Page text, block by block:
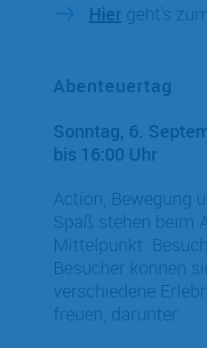
Hier geht's
Abenteuertag
Sonntag, 6.
bis 16:00 Uhr
Action, Bewegung
Spaß stehen beim
Mittelpunkt.
Besucher können
verschiedene
freuen, darunter: